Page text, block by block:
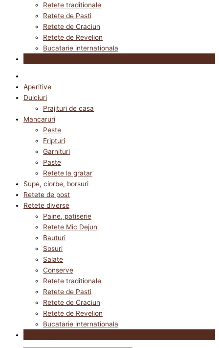
Retete traditionale
Retete de Pasti
Retete de Craciun
Retete de Revelion
Bucatarie internationala
Aperitive
Dulciuri
Prajituri de casa
Mancaruri
Peste
Fripturi
Garnituri
Paste
Retete la gratar
Supe, ciorbe, borsuri
Retete de post
Retete diverse
Paine, patiserie
Retete Mic Dejun
Bauturi
Sosuri
Salate
Conserve
Retete traditionale
Retete de Pasti
Retete de Craciun
Retete de Revelion
Bucatarie internationala